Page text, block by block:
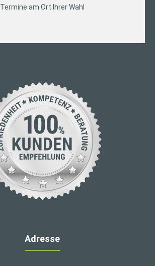
Termine am Ort Ihrer Wahl
Adresse